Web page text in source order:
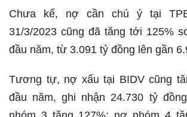
Chưa kể, nợ cần chú ý tại
31/3/2023 cũng đã tăng tới 125%
đầu năm, từ 3.091 tỷ đồng lên gần
Tương tự, nợ xấu tại BIDV cũng
đầu năm, ghi nhận 24.730 tỷ